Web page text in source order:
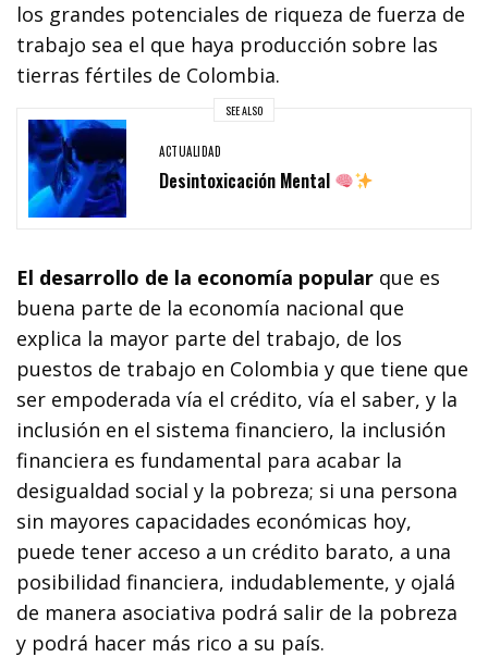
los grandes potenciales de riqueza de fuerza de
trabajo sea el que haya producción sobre las
tierras fértiles de Colombia.
SEE ALSO
ACTUALIDAD
Desintoxicación Mental
El desarrollo de la economía popular que es
buena parte de la economía nacional que
explica la mayor parte del trabajo, de los
puestos de trabajo en Colombia y que tiene que
ser empoderada vía el crédito, vía el saber, y la
inclusión en el sistema financiero, la inclusión
financiera es fundamental para acabar la
desigualdad social y la pobreza; si una persona
sin mayores capacidades económicas hoy,
puede tener acceso a un crédito barato, a una
posibilidad financiera, indudablemente, y ojalá
de manera asociativa podrá salir de la pobreza
y podrá hacer más rico a su país.